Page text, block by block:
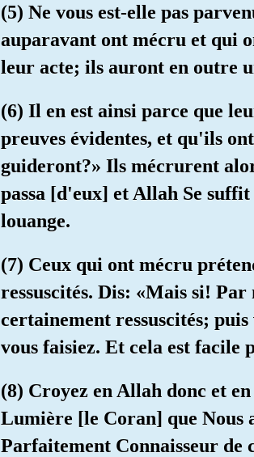
(5) Ne vous est-elle pas
auparavant ont mécru et qui
leur acte; ils auront en outre
(6) Il en est ainsi parce que
preuves évidentes, et qu'ils
guideront?» Ils mécrurent
passa [d'eux] et Allah Se
louange.
(7) Ceux qui ont mécru
ressuscités. Dis: «Mais si!
certainement ressuscités;
vous faisiez. Et cela est facile
(8) Croyez en Allah donc et
Lumière [le Coran] que Nous
Parfaitement Connaisseur de